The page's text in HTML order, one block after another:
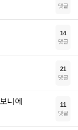
댓글
14
댓글
21
댓글
니에 11
댓글